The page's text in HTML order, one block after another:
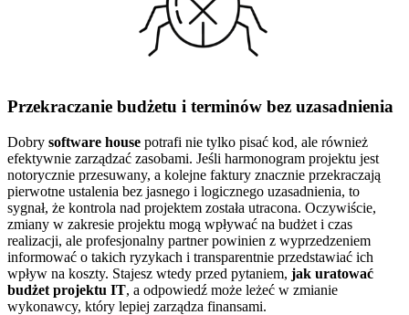
Przekraczanie budżetu i terminów bez uzasadnienia
Dobry software house potrafi nie tylko pisać kod, ale również
efektywnie zarządzać zasobami. Jeśli harmonogram projektu jest
notorycznie przesuwany, a kolejne faktury znacznie przekraczają
pierwotne ustalenia bez jasnego i logicznego uzasadnienia, to
sygnał, że kontrola nad projektem została utracona. Oczywiście,
zmiany w zakresie projektu mogą wpływać na budżet i czas
realizacji, ale profesjonalny partner powinien z wyprzedzeniem
informować o takich ryzykach i transparentnie przedstawiać ich
wpływ na koszty. Stajesz wtedy przed pytaniem, jak uratować
budżet projektu IT, a odpowiedź może leżeć w zmianie
wykonawcy, który lepiej zarządza finansami.